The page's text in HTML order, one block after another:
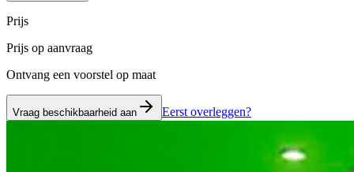
Prijs
Prijs op aanvraag
Ontvang een voorstel op maat
Vraag beschikbaarheid aan Eerst overleggen?